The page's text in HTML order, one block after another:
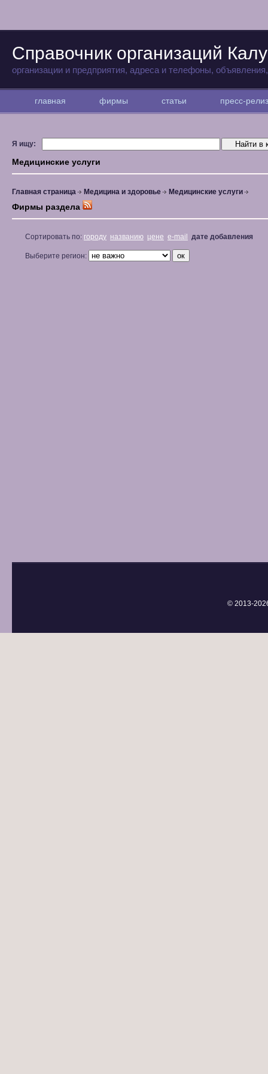
Справочник организаций
организации и предприятия, адреса и телефоны,
главная фирмы статьи пресс-
Я ищу:
Медицинские услуги
Главная страница Медицина и здоровье Медицинские услуги
Фирмы раздела
Сортировать по: городу названию цене e-mail дате добавления
Выберите регион:
© 2013-